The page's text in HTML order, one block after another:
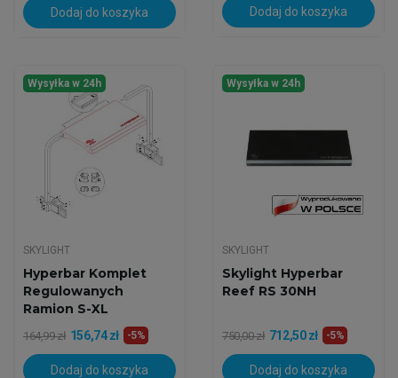
Dodaj do koszyka Dodaj do koszyka
Wysyłka w 24h
SKYLIGHT
Hyperbar Komplet
Regulowanych
Ramion S-XL
164,99 zł 156,74 zł -5%
Dodaj do koszyka
Wysyłka w 24h
SKYLIGHT
Skylight Hyperbar
Reef RS 30NH
750,00 zł 712,50 zł -5%
Dodaj do koszyka